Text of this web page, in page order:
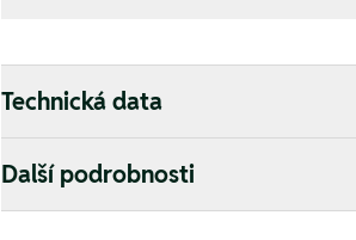
Technická data
Další podrobnosti